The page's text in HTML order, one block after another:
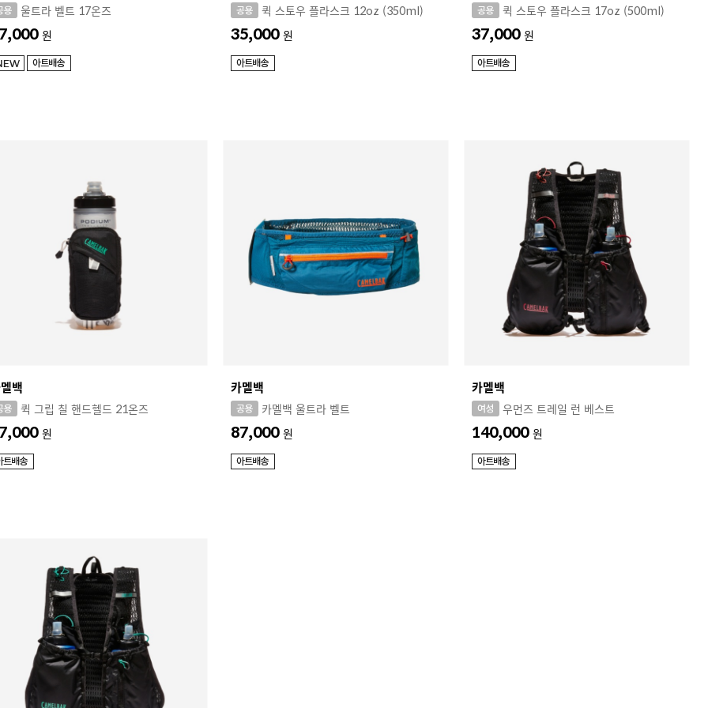
울트라 벨트 17온즈
원
퀵 스토우 플라스크 12oz (350ml)
35,000 원
퀵 스토우 플라스크 17oz (500ml)
37,000 원
백
퀵 그립 칠 핸드헬드 21온즈
원
카멜백
카멜백 울트라 벨트
87,000 원
카멜백
우먼즈 트레일 런 베스트
140,000 원